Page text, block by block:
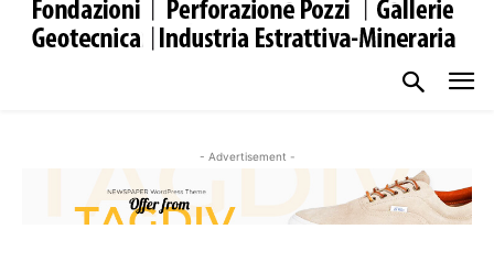
- Advertisement -